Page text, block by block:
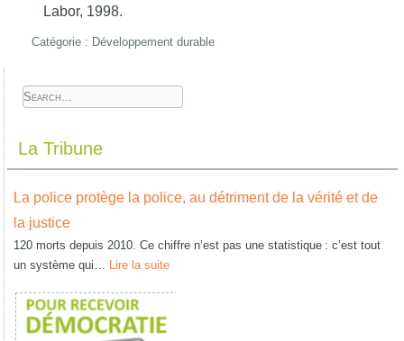
Labor, 1998.
Catégorie : Développement durable
La Tribune
La police protège la police, au détriment de la vérité et de
la justice
120 morts depuis 2010. Ce chiffre n’est pas une statistique : c’est tout
un système qui… Lire la suite